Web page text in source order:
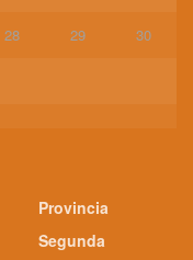
28 29 30
Provincia
Segunda